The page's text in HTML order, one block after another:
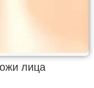
лица